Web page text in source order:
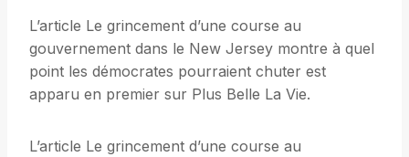
L’article Le grincement d’une course au
gouvernement dans le New Jersey montre à quel
point les démocrates pourraient chuter est
apparu en premier sur Plus Belle La Vie.
L’article Le grincement d’une course au